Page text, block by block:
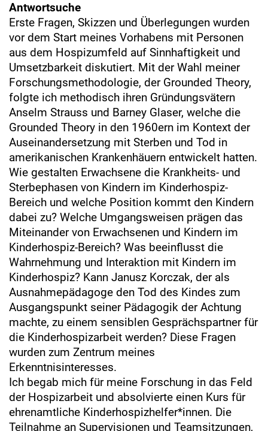
Antwortsuche
Erste Fragen, Skizzen und Überlegungen wurden
vor dem Start meines Vorhabens mit Personen
aus dem Hospizumfeld auf Sinnhaftigkeit und
Umsetzbarkeit diskutiert. Mit der Wahl meiner
Forschungsmethodologie, der Grounded Theory,
folgte ich methodisch ihren Gründungsvätern
Anselm Strauss und Barney Glaser, welche die
Grounded Theory in den 1960ern im Kontext der
Auseinandersetzung mit Sterben und Tod in
amerikanischen Krankenhäuern entwickelt hatten.
Wie gestalten Erwachsene die Krankheits- und
Sterbephasen von Kindern im Kinderhospiz-
Bereich und welche Position kommt den Kindern
dabei zu? Welche Umgangsweisen prägen das
Miteinander von Erwachsenen und Kindern im
Kinderhospiz-Bereich? Was beeinflusst die
Wahrnehmung und Interaktion mit Kindern im
Kinderhospiz? Kann Janusz Korczak, der als
Ausnahmepädagoge den Tod des Kindes zum
Ausgangspunkt seiner Pädagogik der Achtung
machte, zu einem sensiblen Gesprächspartner für
die Kinderhospizarbeit werden? Diese Fragen
wurden zum Zentrum meines
Erkenntnisinteresses.
Ich begab mich für meine Forschung in das Feld
der Hospizarbeit und absolvierte einen Kurs für
ehrenamtliche Kinderhospizhelfer*innen. Die
Teilnahme an Supervisionen und Teamsitzungen,